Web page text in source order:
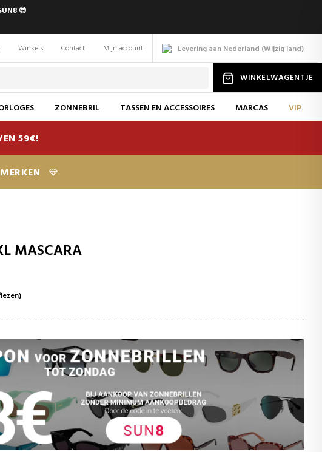
😎
Levering aan Nederland (Wijzig land)
Winkels Contact Mijn account
WINKELWAGENTJE
ZONNEBRIL TASSEN EN ACCESSOIRES MARCAS VIP
59€!
MASCARA